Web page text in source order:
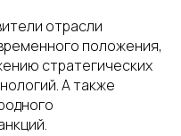
отрасли
положения,
стратегических
А также